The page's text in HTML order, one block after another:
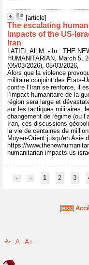
[article]
The escalating
impacts of the US-
Iran
LATIFI, Ali M. - In : THE
HUMANITARIAN, March 5,
(05/03/2026), 05/03/2026,
Alors que la violence
militaire conjoint des États-
contre l’Iran se renforce, il
l’impact humanitaire de la
région sera large et
sur les tactiques militaires,
changement de régime (ou
Iran, ces discussions
la vie de centaines de
Moyen-Orient jusqu'en Asie
https://
humanitarian-impacts-us-
1 2 3
A- A A+